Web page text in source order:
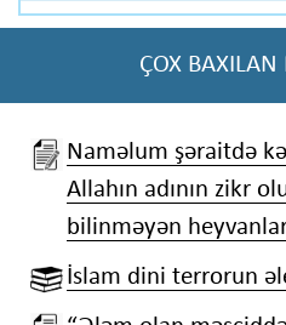
ÇOX
Naməlum şəraitdə
Allahın adının zikr
bilinməyən
İslam dini terrorun